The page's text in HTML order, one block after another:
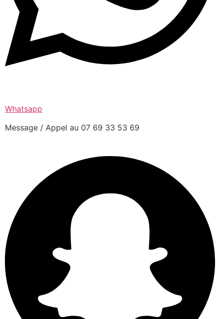
Whatsapp
Message / Appel au 07 69 33 53 69